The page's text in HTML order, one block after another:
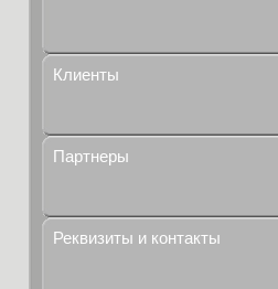
Клиенты
Партнеры
Реквизиты и контакты